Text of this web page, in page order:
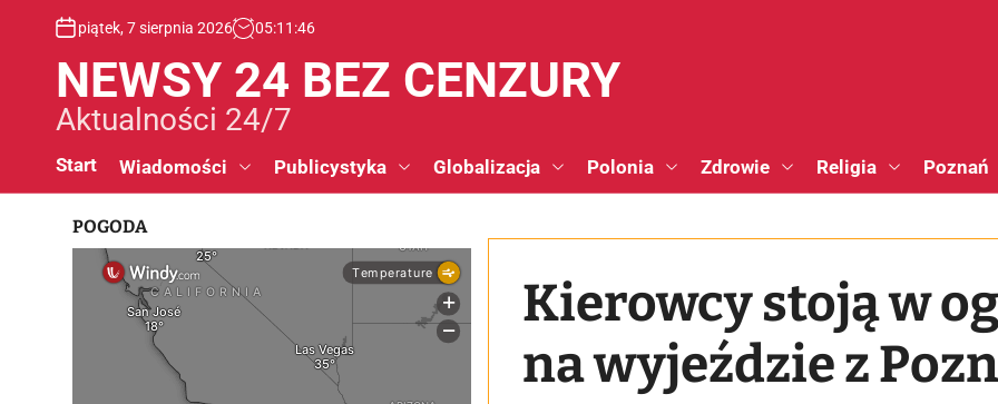
piątek, 7 sierpnia 2026 05:11 :47
NEWSY 24 BEZ CENZURY
Aktualności 24/7
Start Wiadomości Publicystyka Globalizacja Polonia Zdrowie Religia Poznań
Kierowcy stoją w
na wyjeździe z
POGODA